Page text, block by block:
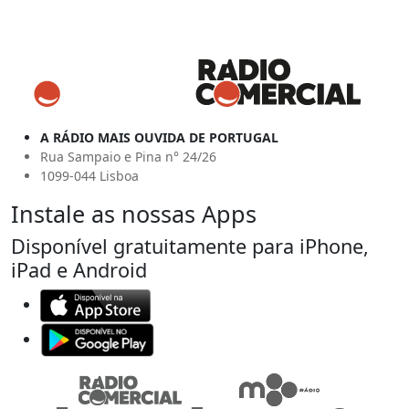
A RÁDIO MAIS OUVIDA DE PORTUGAL
Rua Sampaio e Pina n° 24/26
1099-044 Lisboa
Instale as nossas Apps
Disponível gratuitamente para iPhone,
iPad e Android